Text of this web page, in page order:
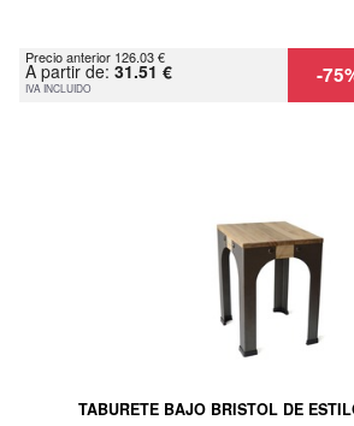
Precio anterior 126.03 €
A partir de: 31.51 €
IVA INCLUIDO -
TABURETE BAJO BRISTOL DE